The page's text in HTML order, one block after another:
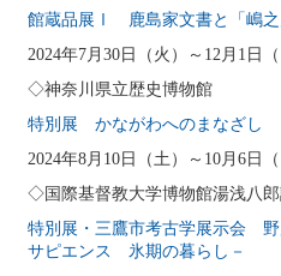
館蔵品展Ⅰ 鹿島家文書と「嶋之
2024年7月30日（火）～12月1日（
◇神奈川県立歴史博物館
特別展 かながわへのまなざし
2024年8月10日（土）～10月6日（
◇国際基督教大学博物館湯浅八
特別展・三鷹市考古学展示会
サピエンス 氷期の暮らし－